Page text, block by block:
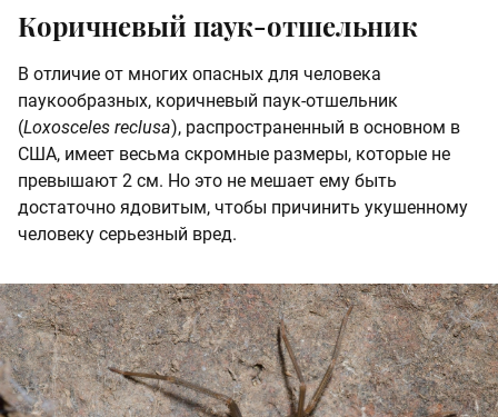
Коричневый паук-отшельник
В отличие от многих опасных для человека
паукообразных, коричневый паук-отшельник
(Loxosceles reclusa), распространенный в основном в
США, имеет весьма скромные размеры, которые не
превышают 2 см. Но это не мешает ему быть
достаточно ядовитым, чтобы причинить укушенному
человеку серьезный вред.